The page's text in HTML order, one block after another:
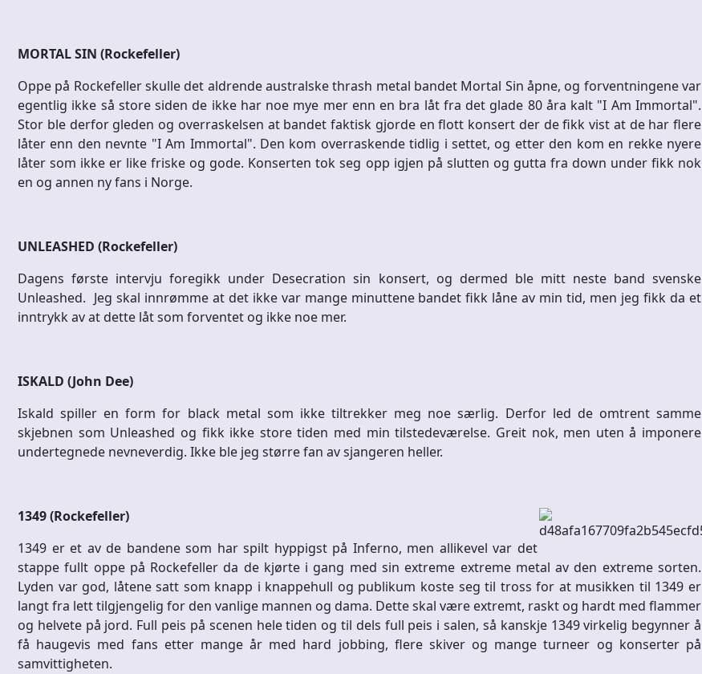
MORTAL SIN (Rockefeller)
Oppe på Rockefeller skulle det aldrende australske thrash metal bandet Mortal Sin åpne, og forventningene var
egentlig ikke så store siden de ikke har noe mye mer enn en bra låt fra det glade 80 åra kalt "I Am Immortal".
Stor ble derfor gleden og overraskelsen at bandet faktisk gjorde en flott konsert der de fikk vist at de har flere
låter enn den nevnte "I Am Immortal". Den kom overraskende tidlig i settet, og etter den kom en rekke nyere
låter som ikke er like friske og gode. Konserten tok seg opp igjen på slutten og gutta fra down under fikk nok
en og annen ny fans i Norge.
UNLEASHED (Rockefeller)
Dagens første intervju foregikk under Desecration sin konsert, og dermed ble mitt neste band svenske
Unleashed. Jeg skal innrømme at det ikke var mange minuttene bandet fikk låne av min tid, men jeg fikk da et
inntrykk av at dette låt som forventet og ikke noe mer.
ISKALD (John Dee)
Iskald spiller en form for black metal som ikke tiltrekker meg noe særlig. Derfor led de omtrent samme
skjebnen som Unleashed og fikk ikke store tiden med min tilstedeværelse. Greit nok, men uten å imponere
undertegnede nevneverdig. Ikke ble jeg større fan av sjangeren heller.
1349 (Rockefeller)
1349 er et av de bandene som har spilt hyppigst på Inferno, men allikevel var det
stappe fullt oppe på Rockefeller da de kjørte i gang med sin extreme extreme metal av den extreme sorten.
Lyden var god, låtene satt som knapp i knappehull og publikum koste seg til tross for at musikken til 1349 er
langt fra lett tilgjengelig for den vanlige mannen og dama. Dette skal være extremt, raskt og hardt med flammer
og helvete på jord. Full peis på scenen hele tiden og til dels full peis i salen, så kanskje 1349 virkelig begynner å
få haugevis med fans etter mange år med hard jobbing, flere skiver og mange turneer og konserter på
samvittigheten.